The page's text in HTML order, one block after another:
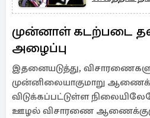
முன்னாள் கடற்படை
அழைப்பு
இதனையடுத்து,
முன்னிலையாகுமாறு
விடுக்கப்பட்டுள்ள
ஊழல் விசாரணை